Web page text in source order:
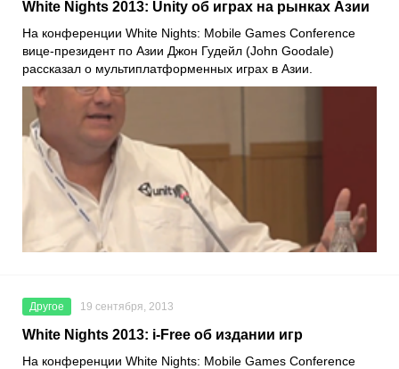
White Nights 2013: Unity об играх на рынках Азии
На конференции White Nights: Mobile Games Conference
вице-президент по Азии Джон Гудейл (John Goodale)
рассказал о мультиплатформенных играх в Азии.
Другое 19 сентября, 2013
White Nights 2013: i-Free об издании игр
На конференции White Nights: Mobile Games Conference